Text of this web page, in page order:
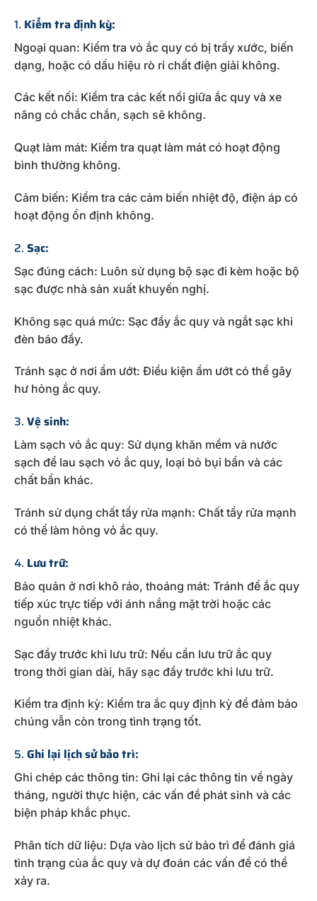
1. Kiểm tra định kỳ:
Ngoại quan: Kiểm tra vỏ ắc quy có bị trầy xước, biến
dạng, hoặc có dấu hiệu rò rỉ chất điện giải không.
Các kết nối: Kiểm tra các kết nối giữa ắc quy và xe
nâng có chắc chắn, sạch sẽ không.
Quạt làm mát: Kiểm tra quạt làm mát có hoạt động
bình thường không.
Cảm biến: Kiểm tra các cảm biến nhiệt độ, điện áp có
hoạt động ổn định không.
2. Sạc:
Sạc đúng cách: Luôn sử dụng bộ sạc đi kèm hoặc bộ
sạc được nhà sản xuất khuyến nghị.
Không sạc quá mức: Sạc đầy ắc quy và ngắt sạc khi
đèn báo đầy.
Tránh sạc ở nơi ẩm ướt: Điều kiện ẩm ướt có thể gây
hư hỏng ắc quy.
3. Vệ sinh:
Làm sạch vỏ ắc quy: Sử dụng khăn mềm và nước
sạch để lau sạch vỏ ắc quy, loại bỏ bụi bẩn và các
chất bẩn khác.
Tránh sử dụng chất tẩy rửa mạnh: Chất tẩy rửa mạnh
có thể làm hỏng vỏ ắc quy.
4. Lưu trữ:
Bảo quản ở nơi khô ráo, thoáng mát: Tránh để ắc quy
tiếp xúc trực tiếp với ánh nắng mặt trời hoặc các
nguồn nhiệt khác.
Sạc đầy trước khi lưu trữ: Nếu cần lưu trữ ắc quy
trong thời gian dài, hãy sạc đầy trước khi lưu trữ.
Kiểm tra định kỳ: Kiểm tra ắc quy định kỳ để đảm bảo
chúng vẫn còn trong tình trạng tốt.
5. Ghi lại lịch sử bảo trì:
Ghi chép các thông tin: Ghi lại các thông tin về ngày
tháng, người thực hiện, các vấn đề phát sinh và các
biện pháp khắc phục.
Phân tích dữ liệu: Dựa vào lịch sử bảo trì để đánh giá
tình trạng của ắc quy và dự đoán các vấn đề có thể
xảy ra.